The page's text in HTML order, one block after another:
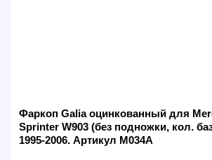
Фаркоп Galia оцинкованный для
Sprinter W903 (без подножки, кол.
1995-2006. Артикул M034A